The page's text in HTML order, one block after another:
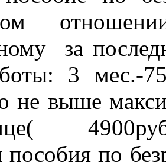
за
3 мес.-
не выше
по